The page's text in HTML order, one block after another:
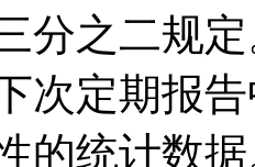
分之二规
次定期报
的统计数